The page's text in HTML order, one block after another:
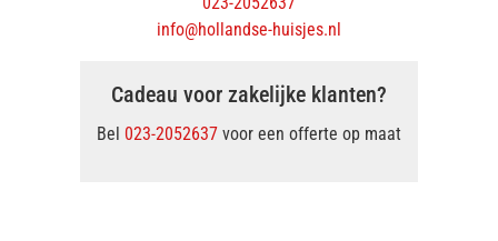
info@hollandse-huisjes.nl
Cadeau voor zakelijke klanten?
Bel 023-2052637 voor een offerte op maat